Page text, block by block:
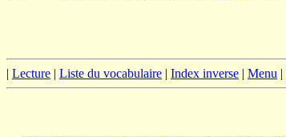
| Lecture | Liste du vocabulaire | Index inverse | Menu |